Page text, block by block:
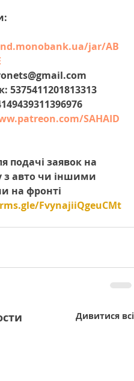
jar/AB
5375411201813313
SAHAID
подачі заявок на
з авто чи іншими
на фронті
FvynajiiQgeuCMt
Дивитися всі